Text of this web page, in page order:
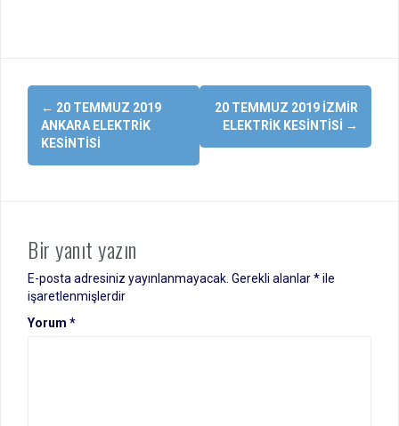
Yazı
dolaşımı
← 20 TEMMUZ 2019
ANKARA ELEKTRIK
KESINTISI
20 TEMMUZ 2019 İZMIR
ELEKTRIK KESINTISI →
Bir yanıt yazın
E-posta adresiniz yayınlanmayacak. Gerekli alanlar*ile
işaretlenmişlerdir
Yorum *